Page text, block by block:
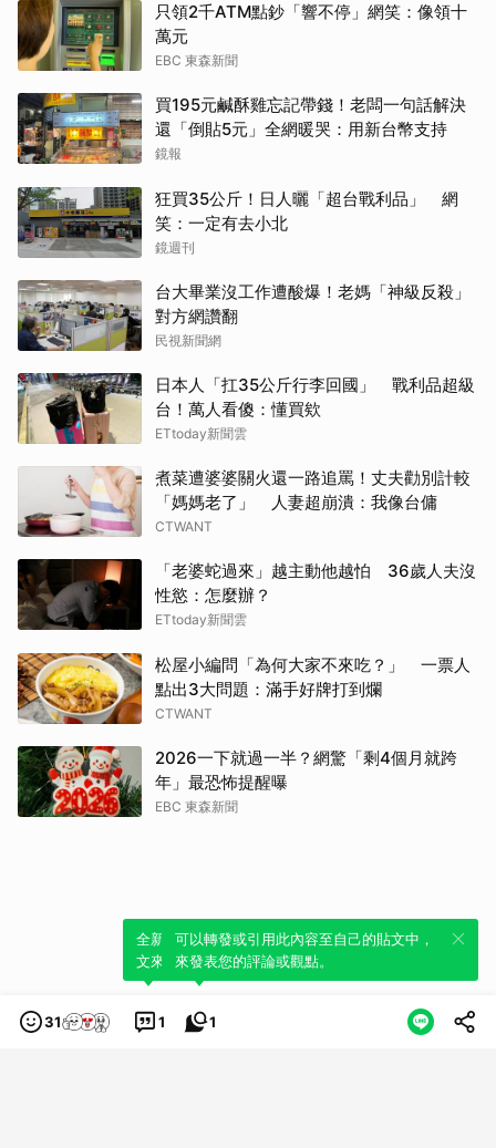
只領2千ATM點鈔「響不停」網笑：像領十
萬元
EBC 東森新聞
買195元鹹酥雞忘記帶錢！老闆一句話解決
還「倒貼5元」全網暖哭：用新台幣支持
鏡報
狂買35公斤！日人曬「超台戰利品」 網
笑：一定有去小北
鏡週刊
台大畢業沒工作遭酸爆！老媽「神級反殺」
對方網讚翻
民視新聞網
日本人「扛35公斤行李回國」 戰利品超級
台！萬人看傻：懂買欸
ETtoday新聞雲
煮菜遭婆婆關火還一路追罵！丈夫勸別計較
「媽媽老了」 人妻超崩潰：我像台傭
CTWANT
「老婆蛇過來」越主動他越怕 36歲人夫沒
性慾：怎麼辦？
ETtoday新聞雲
松屋小編問「為何大家不來吃？」 一票人
點出3大問題：滿手好牌打到爛
CTWANT
2026一下就過一半？網驚「剩4個月就跨
年」最恐怖提醒曝
EBC 東森新聞
31 1
全新體驗！一鍵引用此內容，透過發布貼
文來輕鬆表達個人立場。
1
可以轉發或引用此內容至自己的貼文中，
來發表您的評論或觀點。